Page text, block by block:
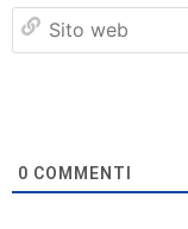
0 COMMENTI